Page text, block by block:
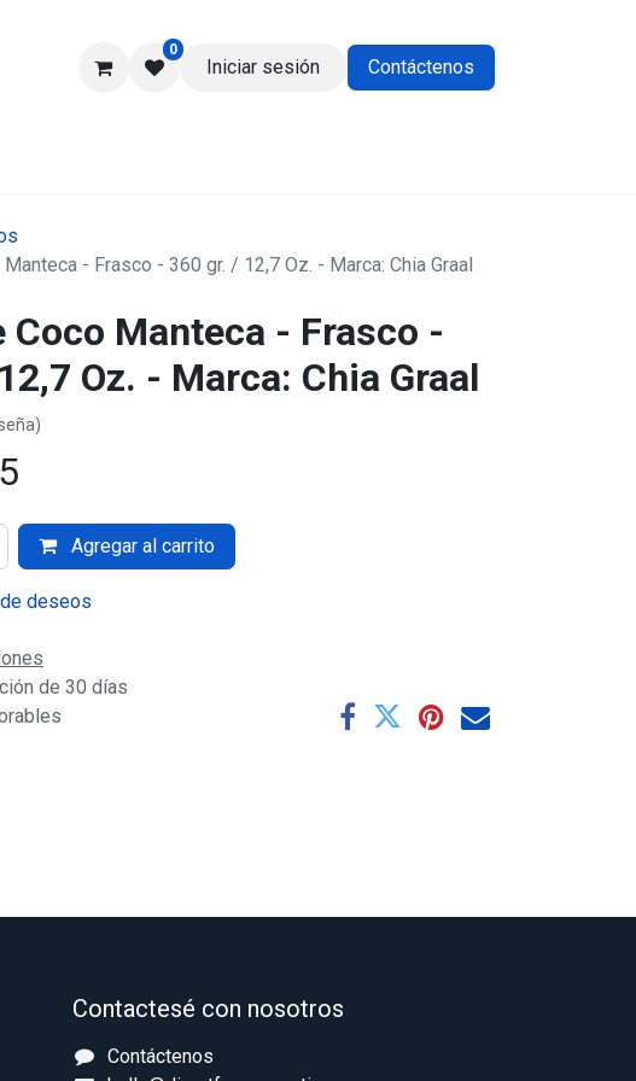
0
Iniciar sesión Contáctenos
- Frasco - 360 gr. / 12,7 Oz. - Marca: Chia Graal
Coco Manteca - Frasco -
Oz. - Marca: Chia Graal
Agregar al carrito
deseos
de 30 días
Contactesé con nosotros
Contáctenos